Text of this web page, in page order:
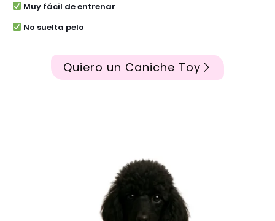
Muy fácil de entrenar
No suelta pelo
Quiero un Caniche Toy